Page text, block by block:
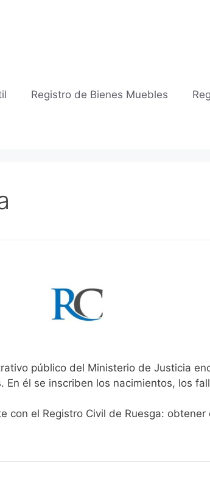
Registro de Bienes Muebles
público del Ministerio de Justicia
él se inscriben los nacimientos, los
con el Registro Civil de Ruesga: